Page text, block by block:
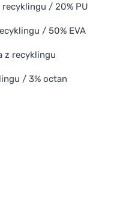
/ 20% PU
/ 50% EVA
z recyklingu
/ 3% octan